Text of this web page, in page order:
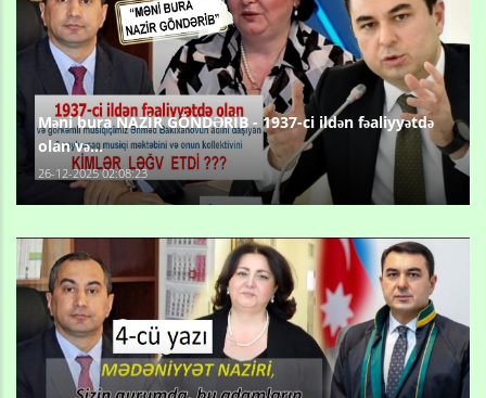
Məni bura NAZİR GÖNDƏRİB - 1937-ci ildən fəaliyyətdə
olan və...
26-12-2025 02:08:23